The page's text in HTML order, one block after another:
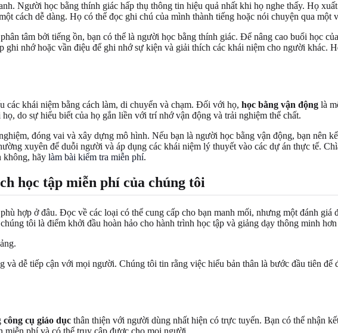
Người học bằng thính giác hấp thụ thông tin hiệu quả nhất khi họ nghe thấy. Họ
cách dễ dàng. Họ có thể đọc ghi chú của mình thành tiếng hoặc nói chuyện qua một
tâm bởi tiếng ồn, bạn có thể là người học bằng thính giác. Để nâng cao buổi học
ghi nhớ hoặc vần điệu để ghi nhớ sự kiện và giải thích các khái niệm cho người khác.
khái niệm bằng cách làm, di chuyển và chạm. Đối với họ, học bằng vận động là
do sự hiểu biết của họ gắn liền với trí nhớ vận động và trải nghiệm thể chất.
đóng vai và xây dựng mô hình. Nếu bạn là người học bằng vận động, bạn nên
xuyên để duỗi người và áp dụng các khái niệm lý thuyết vào các dự án thực tế.
không, hãy làm bài kiểm tra miễn phí.
học tập miễn phí của chúng tôi
hợp ở đâu. Đọc về các loại có thể cung cấp cho bạn manh mối, nhưng một đánh giá
tôi là điểm khởi đầu hoàn hảo cho hành trình học tập và giảng dạy thông minh hơn
dễ tiếp cận với mọi người. Chúng tôi tin rằng việc hiểu bản thân là bước đầu tiên để
công cụ giáo dục thân thiện với người dùng nhất hiện có trực tuyến. Bạn có thể nhận